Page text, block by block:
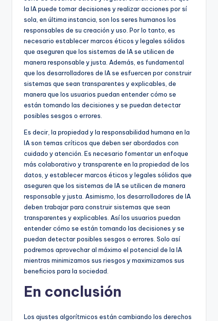
la IA puede tomar decisiones y realizar acciones por sí
sola, en última instancia, son los seres humanos los
responsables de su creación y uso. Por lo tanto, es
necesario establecer marcos éticos y legales sólidos
que aseguren que los sistemas de IA se utilicen de
manera responsable y justa. Además, es fundamental
que los desarrolladores de IA se esfuercen por construir
sistemas que sean transparentes y explicables, de
manera que los usuarios puedan entender cómo se
están tomando las decisiones y se puedan detectar
posibles sesgos o errores.
Es decir, la propiedad y la responsabilidad humana en la
IA son temas críticos que deben ser abordados con
cuidado y atención. Es necesario fomentar un enfoque
más colaborativo y transparente en la propiedad de los
datos, y establecer marcos éticos y legales sólidos que
aseguren que los sistemas de IA se utilicen de manera
responsable y justa. Asimismo, los desarrolladores de IA
deben trabajar para construir sistemas que sean
transparentes y explicables. Así los usuarios puedan
entender cómo se están tomando las decisiones y se
puedan detectar posibles sesgos o errores. Solo así
podremos aprovechar al máximo el potencial de la IA
mientras minimizamos sus riesgos y maximizamos sus
beneficios para la sociedad.
En conclusión
Los ajustes algorítmicos están cambiando los derechos